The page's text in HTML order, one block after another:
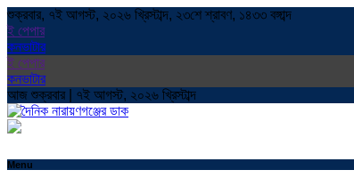
শুক্রবার, ৭ই আগস্ট, ২০২৬ খ্রিস্টাব্দ, ২৩শে শ্রাবণ, ১৪৩৩ বঙ্গাব্দ
ই পেপার
কনভাটার
ই পেপার
কনভাটার
আজ শুক্রবার | ৭ই আগস্ট, ২০২৬ খ্রিস্টাব্দ
Menu